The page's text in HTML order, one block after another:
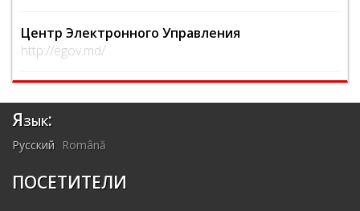
Центр Электронного Управления
http://egov.md/
Язык:
Русский Română
ПОСЕТИТЕЛИ